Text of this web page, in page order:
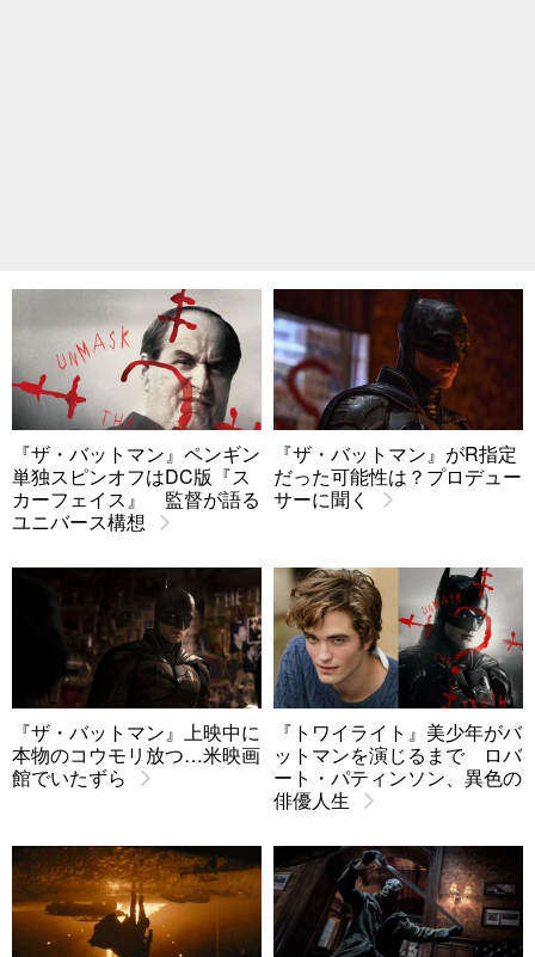
『ザ・バットマン』ペンギン
単独スピンオフはDC版『ス
カーフェイス』 監督が語る
ユニバース構想
『ザ・バットマン』がR指定
だった可能性は？プロデュー
サーに聞く
『ザ・バットマン』上映中に
本物のコウモリ放つ…米映画
館でいたずら
『トワイライト』美少年がバ
ットマンを演じるまで ロバ
ート・パティンソン、異色の
俳優人生